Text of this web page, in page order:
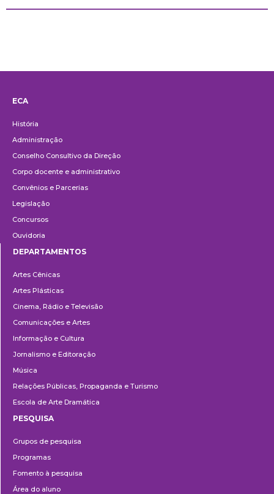
ECA
História
Administração
Conselho Consultivo da Direção
Corpo docente e administrativo
Convênios e Parcerias
Legislação
Concursos
Ouvidoria
DEPARTAMENTOS
Artes Cênicas
Artes Plásticas
Cinema, Rádio e Televisão
Comunicações e Artes
Informação e Cultura
Jornalismo e Editoração
Música
Relações Públicas, Propaganda e Turismo
Escola de Arte Dramática
PESQUISA
Grupos de pesquisa
Programas
Fomento à pesquisa
Área do aluno